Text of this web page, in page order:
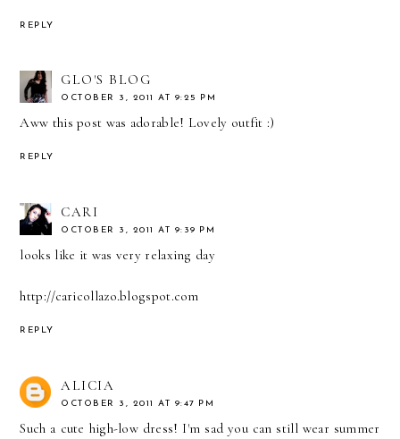
REPLY
GLO'S BLOG
OCTOBER 3, 2011 AT 9:25 PM
Aww this post was adorable! Lovely outfit :)
REPLY
CARI
OCTOBER 3, 2011 AT 9:39 PM
looks like it was very relaxing day
http://caricollazo.blogspot.com
REPLY
ALICIA
OCTOBER 3, 2011 AT 9:47 PM
Such a cute high-low dress! I'm sad you can still wear summer